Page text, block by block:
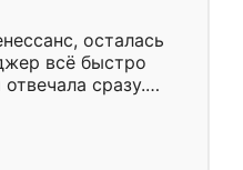
осталась
всё быстро
сразу.
подошёл к
Собрали
аккуратно, даже